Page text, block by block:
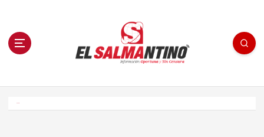
n El Salmantino - medios/noticias/editorial